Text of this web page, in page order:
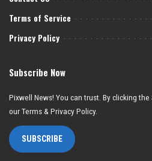
Terms of Service
Privacy Policy
Subscribe Now
Pixwell News! You can trust. By clicking
our Terms & Privacy Policy.
SUBSCRIBE